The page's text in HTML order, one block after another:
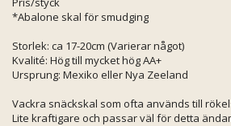
*Abalone skal för smudging
Storlek: ca 17-20cm (Varierar något)
Kvalité: Hög till mycket hög AA+
Ursprung: Mexiko eller Nya Zeeland
Vackra snäckskal som ofta används till
Lite kraftigare och passar väl för detta